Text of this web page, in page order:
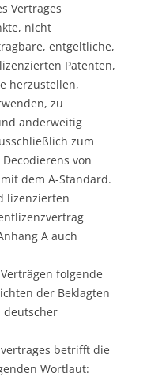
Vertrages
nicht
entgeltliche,
Patenten,
herzustellen,
zu
anderweitig
zum
von
dem A-Standard.
lizenzierten
A auch
folgende
der Beklagten
deutscher
betrifft die
Wortlaut: